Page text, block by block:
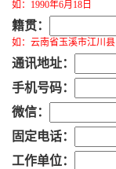
如：1990年6月18日
籍贯：
如：云南省玉溪市江川县
通讯地址：
手机号码：
微信：
固定电话：
工作单位：